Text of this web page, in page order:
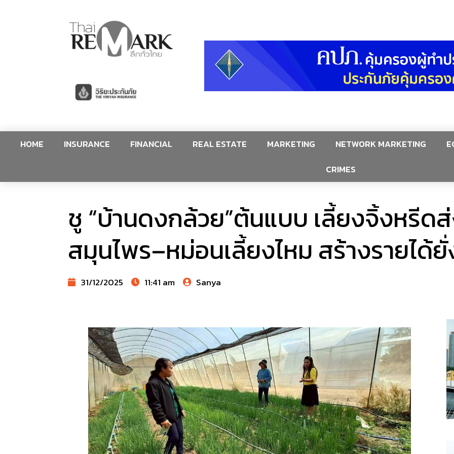
HOME INSURANCE FINANCIAL REAL ESTATE MARKETING NETWORK MARKETING
CRIMES
ชู “บ้านดงกล้วย”ต้นแบบ เลี้ยงจิ้งหรีด
สมุนไพร–หม่อนเลี้ยงไหม สร้างรายได้
31/12/2025 11:41 am Sanya